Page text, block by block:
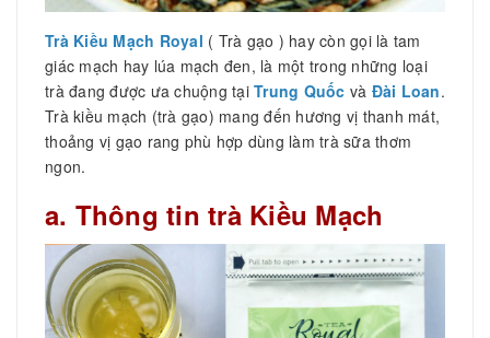
Trà Kiều Mạch Royal ( Trà gạo ) hay còn gọi là tam
giác mạch hay lúa mạch đen, là một trong những loại
trà đang được ưa chuộng tại Trung Quốc và Đài Loan.
Trà kiều mạch (trà gạo) mang đến hương vị thanh mát,
thoảng vị gạo rang phù hợp dùng làm trà sữa thơm
ngon.
a. Thông tin trà Kiều Mạch